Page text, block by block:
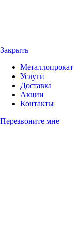
Закрыть
Металлопрокат
Услуги
Доставка
Акции
Контакты
Перезвоните мне